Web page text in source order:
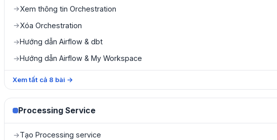
→Xem thông tin Orchestration
→Xóa Orchestration
→Hướng dẫn Airflow & dbt
→Hướng dẫn Airflow & My Workspace
Xem tất cả 8 bài →
Processing Service
→Tạo Processing service